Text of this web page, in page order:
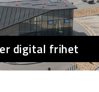
digital frihet